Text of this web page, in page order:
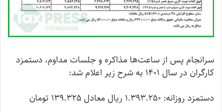
سرانجام پس از ساعت‌ها مذاکره و جلسات مداوم، دستمزد
کارگران در سال ۱۴۰۱ به شرح زیر اعلام شد:
دستمزد روزانه: ۱.۳۹۳.۲۵۰ ریال معادل ۱۳۹.۳۲۵ تومان